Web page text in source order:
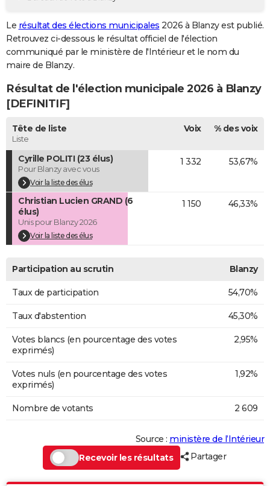
GUIDES D'ACHAT
BONS PLANS
CARTE DE VOEUX
Carte de Noël
Carte Bonne année
Carte Saint-Valentin
Carte Pâques
Carte d'anniversaire
DICTIONNAIRE
Dictionnaire
Biographies
Citations
Expressions
Proverbes
PROGRAMME TV
COPAINS D'AVANT
S'inscrire
Se connecter
Lycées
Collèges
Primaires
Universités
Entreprises
Service militaire
Avis de recherche
AVIS DE DÉCÈS
FORUM
Bricolage
Lifestyle
Culture
Sport
Auto
Television
Voyage
Cinema
Le résultat des élections municipales 2026 à Blanzy est publié.
Retrouvez ci-dessous le résultat officiel de l'élection
communiqué par le ministère de l'Intérieur et le nom du
maire de Blanzy.
Résultat de l'élection municipale 2026 à Blanzy
[DEFINITIF]
Tête de liste
Liste
Voix % des voix
Cyrille POLITI (23 élus)
Pour Blanzy avec vous
Voir la liste des élus
1 332 53,67%
Christian Lucien GRAND (6
élus)
Unis pour Blanzy 2026
Voir la liste des élus
1 150 46,33%
Participation au scrutin Blanzy
Taux de participation 54,70%
Taux d'abstention 45,30%
Votes blancs (en pourcentage des votes
exprimés)
2,95%
Votes nuls (en pourcentage des votes
exprimés)
1,92%
Nombre de votants 2 609
Source : ministère de l’Intérieur
Recevoir les résultats
Partager